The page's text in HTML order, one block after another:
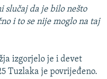
slučaj da je bilo nešto
i to se nije moglo na taj
izgorjelo je i devet
Tuzlaka je povrijeđeno.